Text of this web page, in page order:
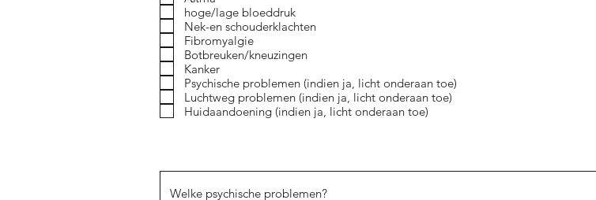
hoge/lage bloeddruk
Nek-en schouderklachten
Fibromyalgie
Botbreuken/kneuzingen
Kanker
Psychische problemen (indien ja, licht onderaan toe)
Luchtweg problemen (indien ja, licht onderaan toe)
Huidaandoening (indien ja, licht onderaan toe)